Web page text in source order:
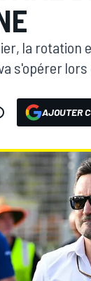
la rotation
s'opérer lors
AJOUTER